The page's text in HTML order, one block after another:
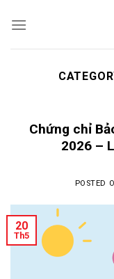
Chứng chỉ
2026 –
POSTED
20
Th5